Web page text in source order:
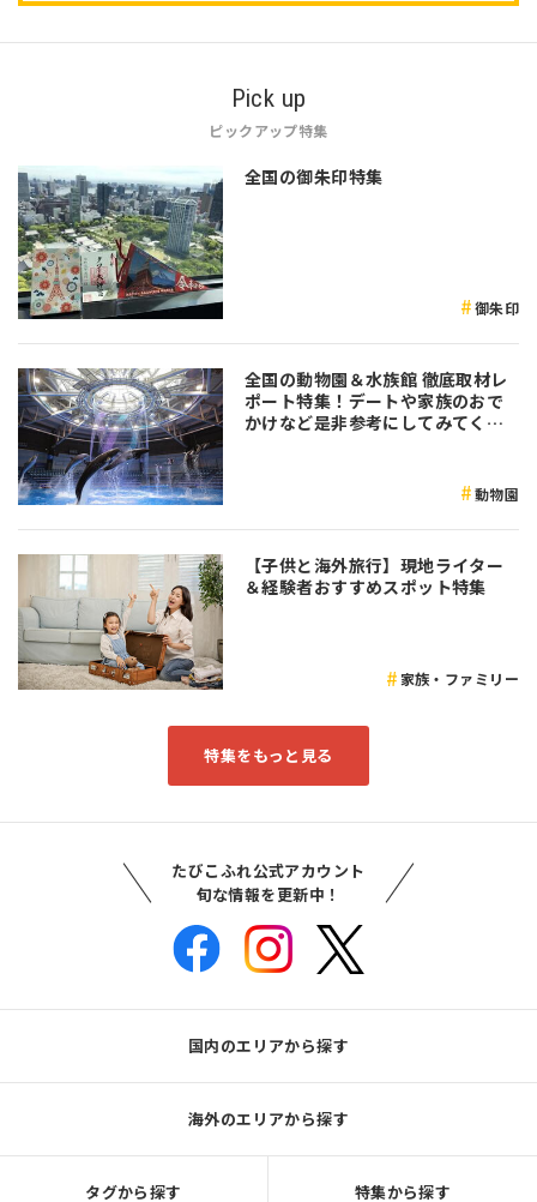
Pick up
ピックアップ特集
全国の御朱印特集
御朱印
全国の動物園＆水族館 徹底取材レ
ポート特集！デートや家族のおで
かけなど是非参考にしてみてくだ
動物園
【子供と海外旅行】現地ライター
＆経験者おすすめスポット特集
家族・ファミリー
特集をもっと見る
たびこふれ公式アカウント
旬な情報を更新中！
国内のエリアから探す
海外のエリアから探す
タグから探す 特集から探す